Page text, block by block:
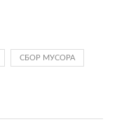
СБОР МУСОРА